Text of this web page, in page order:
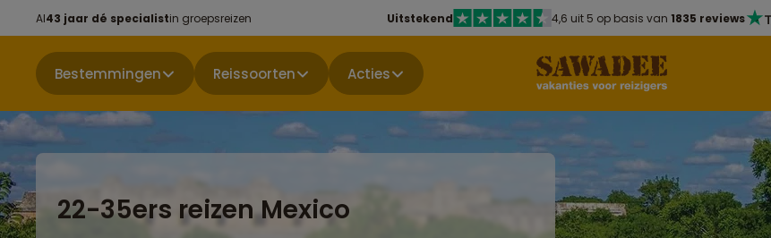
Al43 jaar dé specialistin groepsreizen Uitstekend 4,6 uit 5 op basis van 1835 reviews
Bestemmingen Reissoorten Acties
22-35ers reizen Mexico